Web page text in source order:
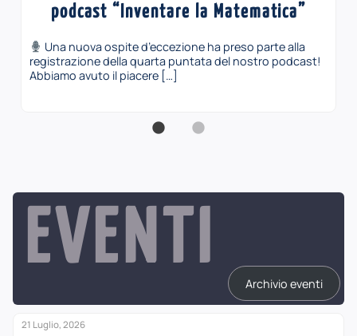
podcast “Inventare la Matematica”
Una nuova ospite d’eccezione ha preso parte alla
registrazione della quarta puntata del nostro podcast!
Abbiamo avuto il piacere […]
EVENTI
Archivio eventi
21 Luglio, 2026